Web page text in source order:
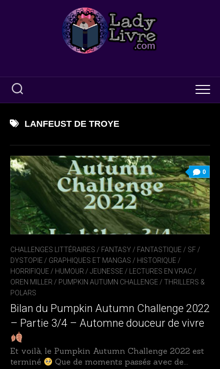
LANFEUST DE TROYE
0
CHALLENGES LITTÉRAIRES / FANTASY / FANTASTIQUE / SF /
DYSTOPIE / GRAPHIQUES ET MANGAS / HISTORIQUE /
HORRIFIQUE / HUMOUR / JEUNESSE / LECTURES EN VRAC /
OREN MILLER / PUMPKIN AUTUMN CHALLENGE / THRILLERS &
POLARS
Bilan du Pumpkin Autumn Challenge 2022
– Partie 3/4 – Automne douceur de vivre
Et voilà, le Pumpkin Autumn Challenge 2022 est
terminé
Que de moments passés avec de...